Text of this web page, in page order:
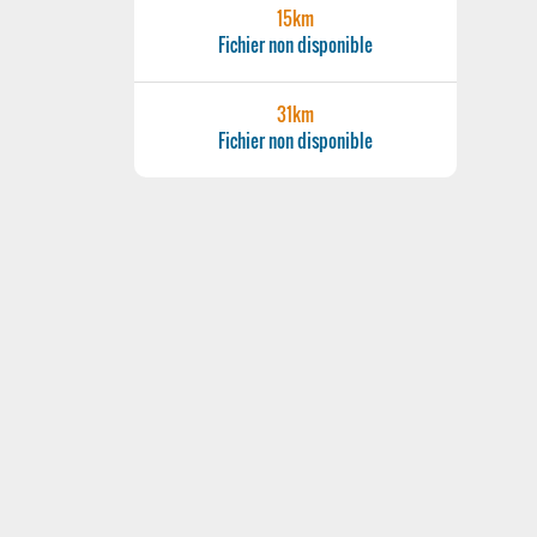
15km
Fichier non disponible
31km
Fichier non disponible